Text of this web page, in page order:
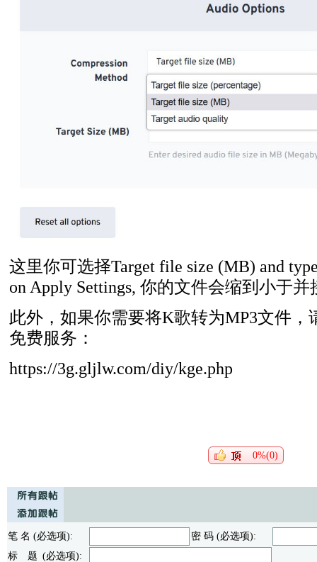
这里你可选择Target file size (MB) and
on Apply Settings, 你的文件会缩到小于并
此外，如果你需要将K歌转为MP3文件，
免费服务：
https://3g.gljlw.com/diy/kge.php
0%(0)
笔 名 (必选项):
密 码 (必选项):
标 题 (必选项):